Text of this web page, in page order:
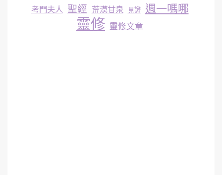
考門夫人 聖經 荒漠甘泉 見證 週一嗎哪
靈修 靈修文章